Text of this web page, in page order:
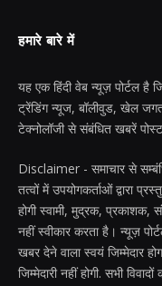
हमारे बारे में
यह एक हिंदी वेब न्यूज़ पोर्टल है
ट्रेंडिंग न्यूज, बॉलीवुड, खेल
टेक्नोलॉजी से संबंधित खबरें
Disclaimer - समाचार से
तत्वों में उपयोगकर्ताओं द्वारा
होगी स्वामी, मुद्रक, प्रकाशक,
नहीं स्वीकार करता है। न्यूज़
खबर देने वाला स्वयं जिम्मेदार
जिम्मेदारी नहीं होगी. सभी